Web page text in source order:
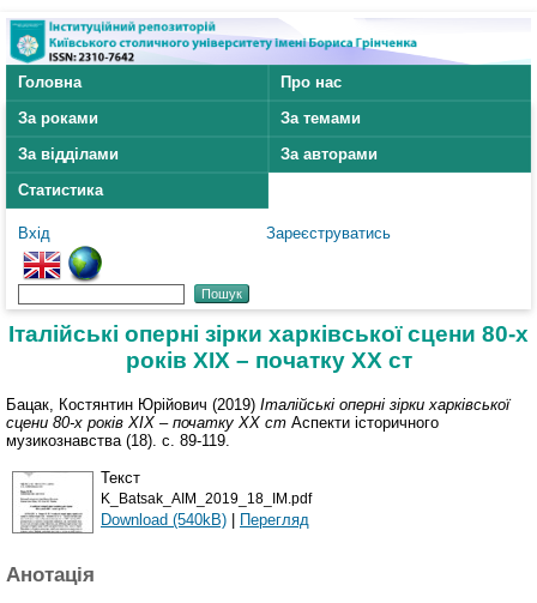
Головна
Про нас
За роками
За темами
За відділами
За авторами
Статистика
Вхід Зареєструватись
Італійські оперні зірки харківської сцени 80-х
років ХІХ – початку ХХ ст
Бацак, Костянтин Юрійович (2019) Італійські оперні зірки харківської
сцени 80-х років ХІХ – початку ХХ ст Аспекти історичного
музикознавства (18). с. 89-119.
Текст
K_Batsak_AIM_2019_18_IM.pdf
Download (540kB) | Перегляд
Анотація